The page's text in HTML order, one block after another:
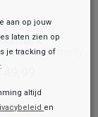
- Butterfly
aan op jouw
laten zien op
je tracking of
altijd
en